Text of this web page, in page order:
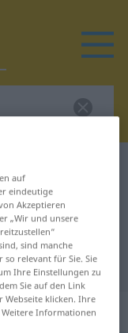
auf
eindeutige
Akzeptieren
„Wir und unsere
sind manche
relevant für Sie. Sie
Ihre Einstellungen zu
Sie auf den Link
Webseite klicken. Ihre
Informationen